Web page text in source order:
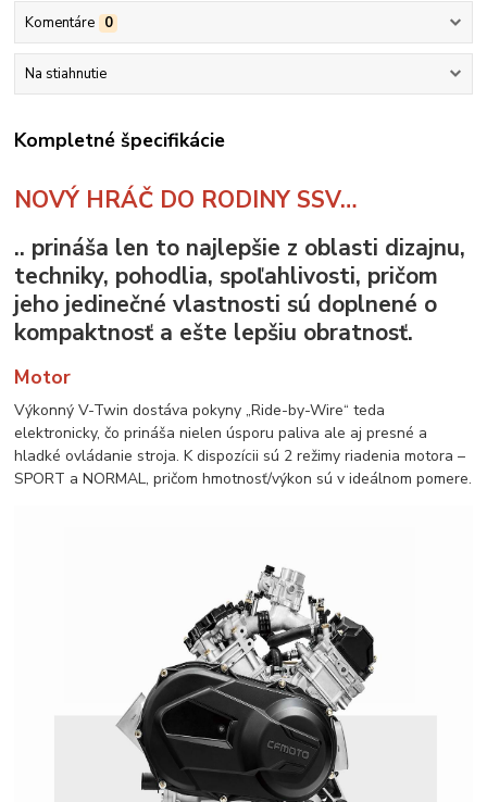
Komentáre 0
Na stiahnutie
Kompletné špecifikácie
NOVÝ HRÁČ DO RODINY SSV…
.. prináša len to najlepšie z oblasti dizajnu,
techniky, pohodlia, spoľahlivosti, pričom
jeho jedinečné vlastnosti sú doplnené o
kompaktnosť a ešte lepšiu obratnosť.
Motor
Výkonný V-Twin dostáva pokyny „Ride-by-Wire“ teda
elektronicky, čo prináša nielen úsporu paliva ale aj presné a
hladké ovládanie stroja. K dispozícii sú 2 režimy riadenia motora –
SPORT a NORMAL, pričom hmotnosť/výkon sú v ideálnom pomere.